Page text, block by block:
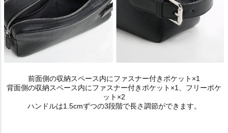
前面側の収納スペース内にファスナー付きポケット×1
背面側の収納スペース内にファスナー付きポケット×1、フリーポケ
ット×2
ハンドルは1.5cmずつの3段階で長さ調節ができます。